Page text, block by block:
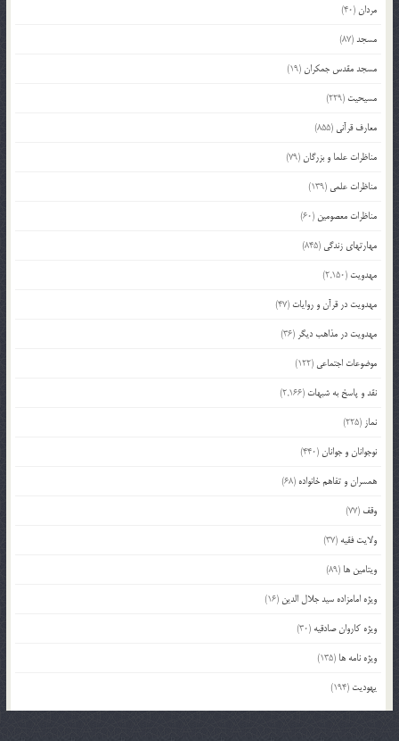
مردان(40)
مسجد(87)
مسجد مقدس جمکران(19)
مسیحیت (229)
معارف قرآنی (855)
مناظرات علما و بزرگان(79)
مناظرات علمی (139)
مناظرات معصومین (60)
مهارتهای زندگی (845)
مهدویت (2,150)
مهدویت در قرآن و روایات (47)
مهدویت در مذاهب دیگر (36)
موضوعات اجتماعی (122)
نقد و پاسخ به شبهات (2,166)
نماز (225)
نوجوانان و جوانان(440)
همسران و تفاهم خانواده (68)
وقف (77)
ولایت فقیه (37)
ویتامین ها (89)
ویژه امامزاده سید جلال الدین (16)
ویژه کاروان صادقیه (30)
ویژه نامه ها (135)
یهودیت (194)